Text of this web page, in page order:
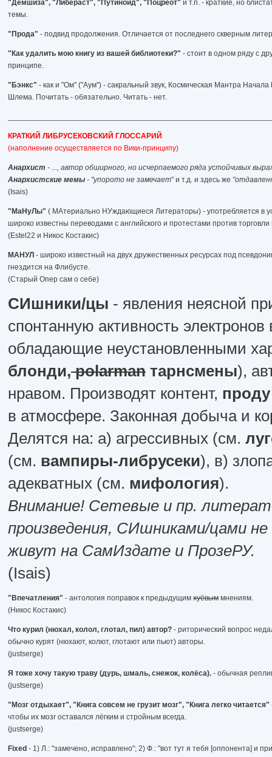
"Демшиза", "Либераст", "Путиноид", "Поцреот" и т.п. - краткие, но
темы.
"Прода" - подвид продолжения. Отличается от последнего скверным
"Как удалить мою книгу из вашей библиотеки?" - стоит в одном ряду с
принципе.
"Бэнкс" - как и "Ом" ("Аум") - сакральный звук, Космическая Мантра
Шлема. Почитать - обязательно. Читать - нет.
КРАТКИЙ ЛИБРУСЕКОВСКИЙ ГЛОССАРИЙ
(наполнение осуществляется по Вики-принципу)
Анархист - ..., автор обширного, но исчерпаемого ряда устойчивых
Анархистские мемы - "упорото не замечает" и т.д. и здесь же
(Isais)
"МаНуЛы" ( МАтериально НУждающиеся Литераторы) - употребляется в
широко известны переводами с английского и протестами против
(Estel22 и Никос Костакис)
МАНУЛ - широко известный на двух дружественных ресурсах под
гнездится на Флибусте.
(Старый Опер сам о себе)
СИшники/цы - явления неясной
спонтанную активность
обладающие неустановленными
блонди,polarman тарнсмены),
нравом. Производят контент, проду
в атмосфере. Законная добыча и
Делятся на: а) агрессивных (см.
(см. вампиры-либрусеки), в)
адекватных (см. мифология).
Внимание! Сетевые и пр.
произведения, СИшниками/цами
живут на СамИздате и ПрозеРУ.
(Isais)
"Впечатления" - антология поправок к предыдущим хуёвым мнениям.
(Никос Костакис)
Что курил (нюхал, колол, глотал, пил) автор? - риторический вопрос
обычно курят (нюхают, колют, глотают или пьют) авторы.
(justserge)
Я тоже хочу такую траву (дурь, шмаль, снежок, колёса). - обычная
(justserge)
"Мозг отдыхает", "Книга совсем не грузит мозг", "Книга легко читается"
чтобы их мозг оставался лёгким и стройным всегда.
(justserge)
Fixed - 1) Л.: "замечено, исправлено"; 2) Ф.: "вот тут я тебя [оппонента] и